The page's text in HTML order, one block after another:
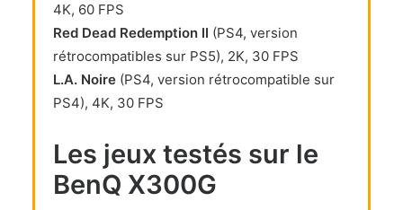
4K, 60 FPS
Red Dead Redemption II (PS4, version
rétrocompatibles sur PS5), 2K, 30 FPS
L.A. Noire (PS4, version rétrocompatible sur
PS4), 4K, 30 FPS
Les jeux testés sur le
BenQ X300G